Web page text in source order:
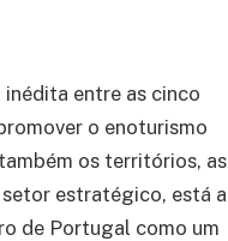
entre as cinco
o enoturismo
os territórios, as
estratégico, está a
de Portugal como um